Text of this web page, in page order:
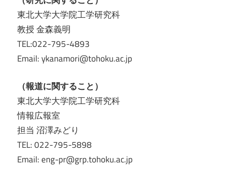
東北大学大学院工学研究科
教授 金森義明
TEL:022-795-4893
Email: ykanamori@tohoku.ac.jp
（報道に関すること）
東北大学大学院工学研究科
情報広報室
担当 沼澤みどり
TEL: 022-795-5898
Email: eng-pr@grp.tohoku.ac.jp